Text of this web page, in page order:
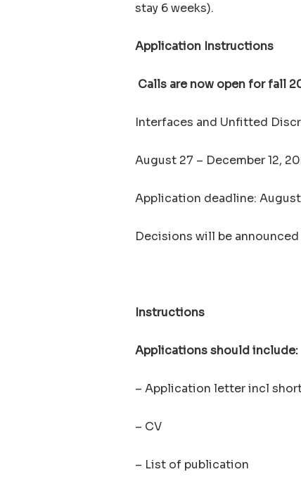
stay 6 weeks).
Application Instructions
Calls are now open for fall
Interfaces and Unfitted
August 27 – December 12,
Application deadline: August
Decisions will be
Instructions
Applications should include:
– Application letter incl
– CV
– List of publication